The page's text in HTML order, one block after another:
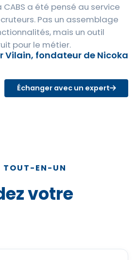
CABS a été pensé au service
Pas un assemblage
mais un outil
pour le métier.
Vilain, fondateur de Nicoka
Échanger avec un expert
TOUT-EN-UN
votre